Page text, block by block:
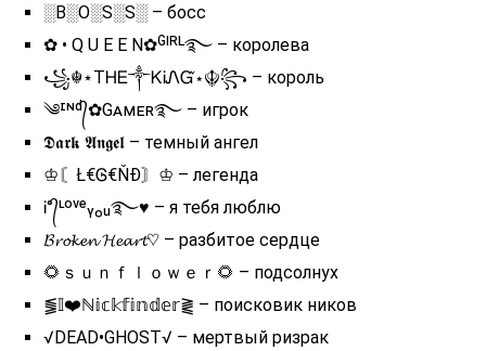
░B░O░S░S░ – босс
✿ • Q U E E N✿ᴳᴵᴿᴸ࿐ – королева
꧁☬⋆ТᎻᎬ༒ᏦᎥᏁᏳ⋆☬꧂ – король
༄ᶦᶰᵈ᭄✿Gᴀᴍᴇʀ࿐ – игрок
𝕯𝖆𝖗𝖐 𝕬𝖓𝖌𝖊𝖑 – темный ангел
♔〘Ł€Ꮆ€ŇĐ〙♔ – легенда
Ꭵ°᭄ᶫᵒᵛᵉᵧₒᵤ࿐♥ – я тебя люблю
𝓑𝓻𝓸𝓴𝓮𝓷 𝓗𝓮𝓪𝓻𝓽♡ – разбитое сердце
🌻ｓｕｎｆｌｏｗｅｒ🌻 – подсолнух
⪓𝕀❤️ℕ𝕚𝕔𝕜𝕗𝕚𝕟𝕕𝕖𝕣⪔ – поисковик ников
√DEAD•GHOST√ – мертвый ризрак